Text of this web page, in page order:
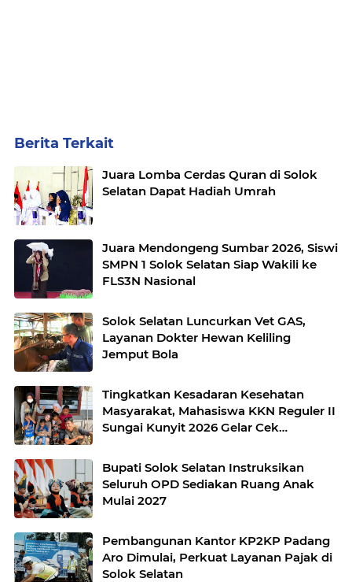
Berita Terkait
Juara Lomba Cerdas Quran di Solok
Selatan Dapat Hadiah Umrah
Juara Mendongeng Sumbar 2026, Siswi
SMPN 1 Solok Selatan Siap Wakili ke
FLS3N Nasional
Solok Selatan Luncurkan Vet GAS,
Layanan Dokter Hewan Keliling
Jemput Bola
Tingkatkan Kesadaran Kesehatan
Masyarakat, Mahasiswa KKN Reguler II
Sungai Kunyit 2026 Gelar Cek
Hidup Dasar
Bupati Solok Selatan Instruksikan
Seluruh OPD Sediakan Ruang Anak
Mulai 2027
Pembangunan Kantor KP2KP Padang
Aro Dimulai, Perkuat Layanan Pajak di
Solok Selatan